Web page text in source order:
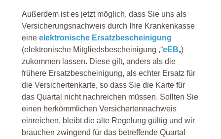
Außerdem ist es jetzt möglich, dass Sie uns als
Versicherungsnachweis durch Ihre Krankenkasse
eine elektronische Ersatzbescheinigung
(elektronische Mitgliedsbescheinigung ,“eEB„)
zukommen lassen. Diese gilt, anders als die
frühere Ersatzbescheinigung, als echter Ersatz für
die Versichertenkarte, so dass Sie die Karte für
das Quartal nicht nachreichen müssen. Sollten Sie
einen herkömmlichen Versichertennachweis
einreichen, bleibt die alte Regelung gültig und wir
brauchen zwingend für das betreffende Quartal